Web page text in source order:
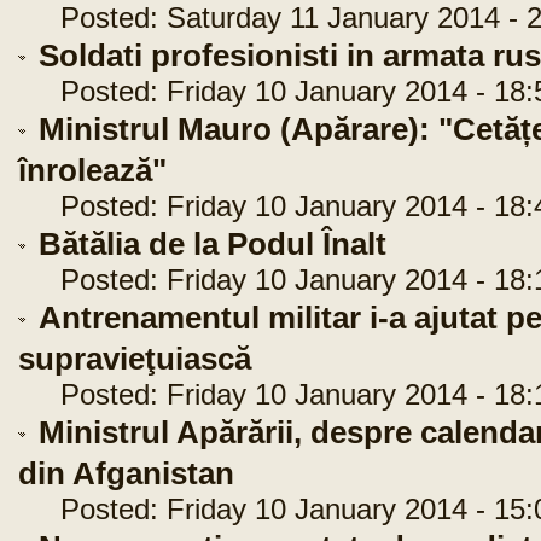
Posted: Saturday 11 January 2014 -
Soldati profesionisti in armata
Posted: Friday 10 January 2014 -
Ministrul Mauro (Apărare):
înrolează"
Posted: Friday 10 January 2014 -
Bătălia de la Podul Înalt
Posted: Friday 10 January 2014 -
Antrenamentul militar i-a ajutat
supravieţuiască
Posted: Friday 10 January 2014 -
Ministrul Apărării, despre
din Afganistan
Posted: Friday 10 January 2014 -